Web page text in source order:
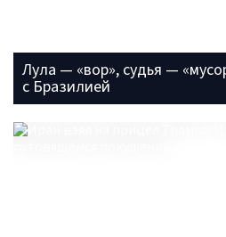
Лула — «вор», судья —
с Бразилией